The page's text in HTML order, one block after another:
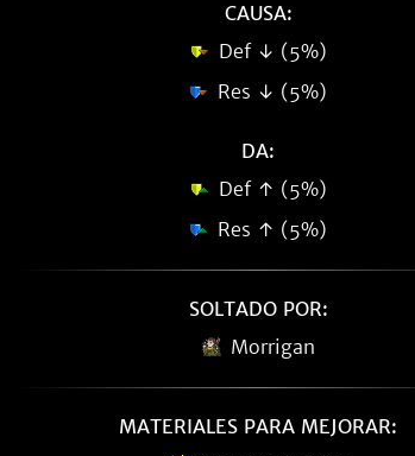
CAUSA:
Def ↓ (5%)
Res ↓ (5%)
DA:
Def ↑ (5%)
Res ↑ (5%)
SOLTADO POR:
Morrigan
MATERIALES PARA MEJORAR: